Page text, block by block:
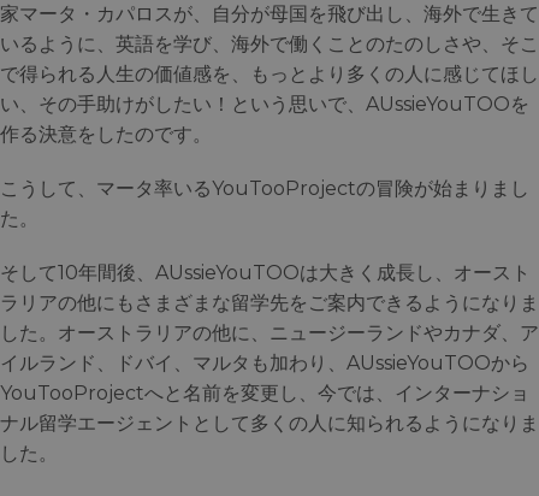
家マータ・カパロスが、自分が母国を飛び出し、海外で生きて
いるように、英語を学び、海外で働くことのたのしさや、そこ
で得られる人生の価値感を、もっとより多くの人に感じてほし
い、その手助けがしたい！という思いで、AUssieYouTOOを
作る決意をしたのです。
こうして、マータ率いるYouTooProjectの冒険が始まりまし
た。
そして10年間後、AUssieYouTOOは大きく成長し、オースト
ラリアの他にもさまざまな留学先をご案内できるようになりま
した。オーストラリアの他に、ニュージーランドやカナダ、ア
イルランド、ドバイ、マルタも加わり、AUssieYouTOOから
YouTooProjectへと名前を変更し、今では、インターナショ
ナル留学エージェントとして多くの人に知られるようになりま
した。